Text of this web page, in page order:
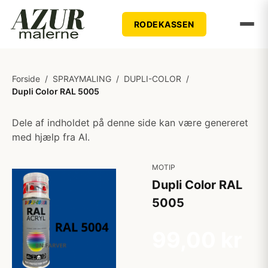
RODEKASSEN
Forside / SPRAYMALING / DUPLI-COLOR /
Dupli Color RAL 5005
Dele af indholdet på denne side kan være genereret
med hjælp fra AI.
MOTIP
Dupli Color RAL
5005